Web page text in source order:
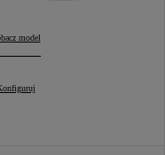
CITY
model
CITY